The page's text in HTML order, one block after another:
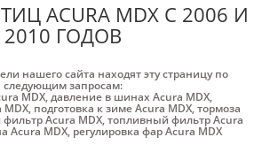
ACURA MDX С 2006 И
2010 ГОДОВ
нашего сайта находят эту страницу по
следующим запросам:
MDX,давление в шинах Acura MDX,
MDX, подготовка к зиме Acura MDX,тормоза
Acura MDX,топливный фильтр Acura
Acura MDX, регулировка фар Acura MDX